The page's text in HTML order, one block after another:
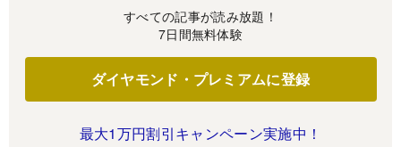
すべての記事が読み放題！
7日間無料体験
ダイヤモンド・プレミアムに登録
最大1万円割引キャンペーン実施中！